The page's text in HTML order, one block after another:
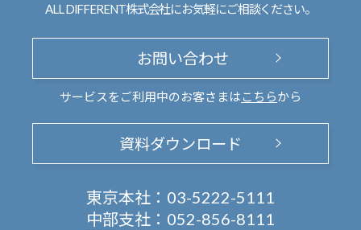
ALL DIFFERENT株式会社にお気軽にご相談ください。
お問い合わせ
サービスをご利用中のお客さまは こちらから
資料ダウンロード
東京本社： 03-5222-5111
中部支社： 052-856-8111